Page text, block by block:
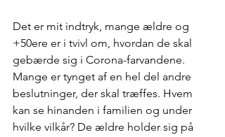
Det er mit indtryk, mange ældre og
+50ere er i tvivl om, hvordan de skal
gebærde sig i Corona-farvandene.
Mange er tynget af en hel del andre
beslutninger, der skal træffes. Hvem
kan se hinanden i familien og under
hvilke vilkår? De ældre holder sig på